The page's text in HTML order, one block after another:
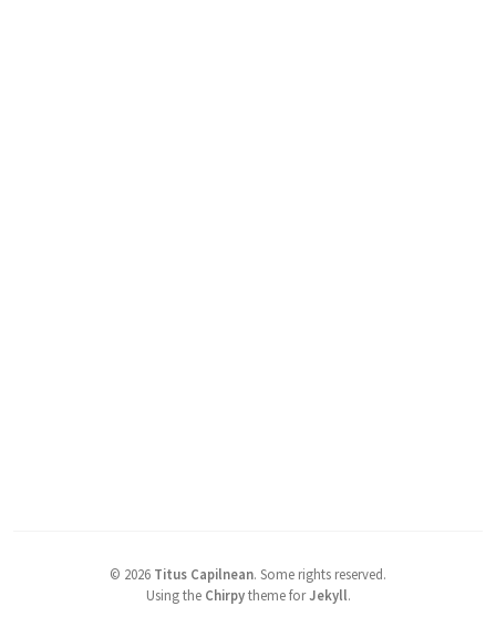
© 2026 Titus Capilnean. Some rights reserved.
Using the Chirpytheme forJekyll.